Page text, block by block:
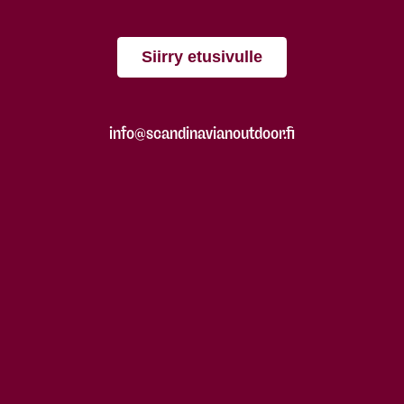
Siirry etusivulle
info@scandinavianoutdoor.fi